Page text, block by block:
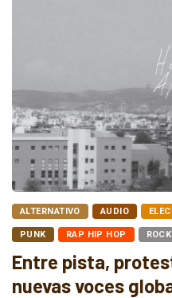
ALTERNATIVO AUDIO
PUNK RAP HIP HOP ROCK
Entre pista,
nuevas voces